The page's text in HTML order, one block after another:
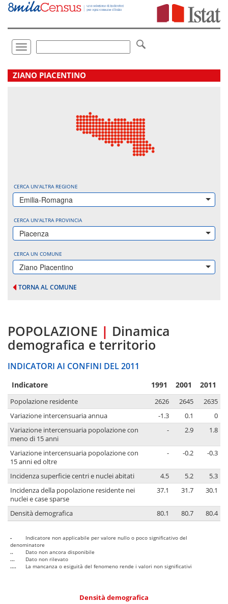
Vai
direttamente
Toggle
navigation
.
ZIANO PIACENTINO
CERCA UN'ALTRA REGIONE
Emilia-Romagna
CERCA UN'ALTRA PROVINCIA
Piacenza
CERCA UN COMUNE
Ziano Piacentino
TORNA AL COMUNE
POPOLAZIONE | Dinamica
demografica e territorio
INDICATORI AI CONFINI DEL 2011
Indicatore 1991 2001 2011
Popolazione residente 2626 2645
2635
Variazione intercensuaria annua
-1.3 0.1
0
Variazione intercensuaria popolazione con
meno di 15 anni
- 2.9 1.8
Variazione intercensuaria popolazione con
15 anni ed oltre
- -0.2 -0.3
Incidenza superficie centri e nuclei abitati 4.5 5.2
5.3
Incidenza della popolazione residente nei
nuclei e case sparse
37.1 31.7 30.1
Densità demografica 80.1 80.7 80.4
-
Indicatore non applicabile per valore nullo o poco significativo del
denominatore
..
Dato non ancora disponibile
...
Dato non rilevato
....
La mancanza o esiguità del fenomeno rende i valori non significativi
Densità demografica